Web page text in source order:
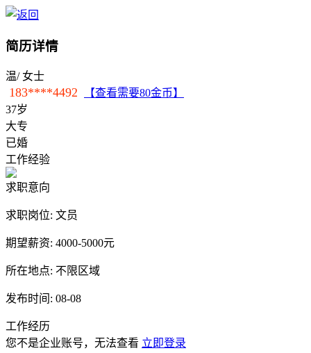
简历详情
温/ 女士
183****4492
【查看需要80金币】
37岁
大专
已婚
工作经验
求职意向
求职岗位: 文员
期望薪资: 4000-5000元
所在地点: 不限区域
发布时间: 08-08
工作经历
您不是企业账号，无法查看 立即登录